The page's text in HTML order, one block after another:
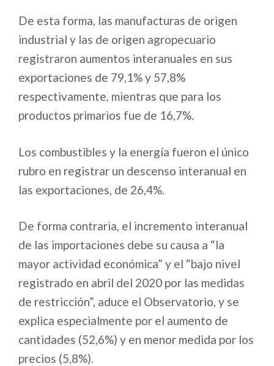
De esta forma, las manufacturas de origen
industrial y las de origen agropecuario
registraron aumentos interanuales en sus
exportaciones de 79,1% y 57,8%
respectivamente, mientras que para los
productos primarios fue de 16,7%.
Los combustibles y la energía fueron el único
rubro en registrar un descenso interanual en
las exportaciones, de 26,4%.
De forma contraria, el incremento interanual
de las importaciones debe su causa a “la
mayor actividad económica” y el “bajo nivel
registrado en abril del 2020 por las medidas
de restricción”, aduce el Observatorio, y se
explica especialmente por el aumento de
cantidades (52,6%) y en menor medida por los
precios (5,8%).